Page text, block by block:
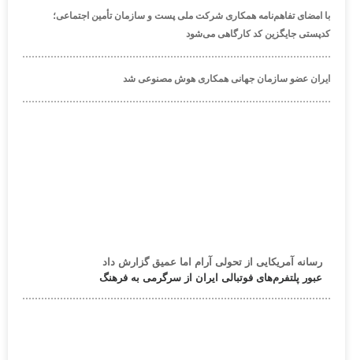
با امضای تفاهم‌نامه همکاری شرکت ملی پست و سازمان تأمین اجتماعی؛
کدپستی جایگزین کد کارگاهی می‌شود
ایران عضو سازمان جهانی همکاری هوش مصنوعی شد
رسانه آمریکایی از تحولی آرام اما عمیق گزارش داد
عبور پلتفرم‌های فوتبالی ایران از سرگرمی به فرهنگ